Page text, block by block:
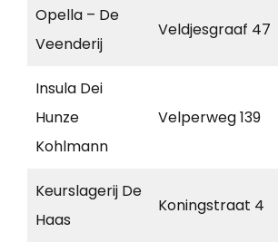
Opella – De
Veenderij
Veldjesgraaf 47
Insula Dei
Hunze
Kohlmann
Velperweg 139
Keurslagerij De
Haas
Koningstraat 4